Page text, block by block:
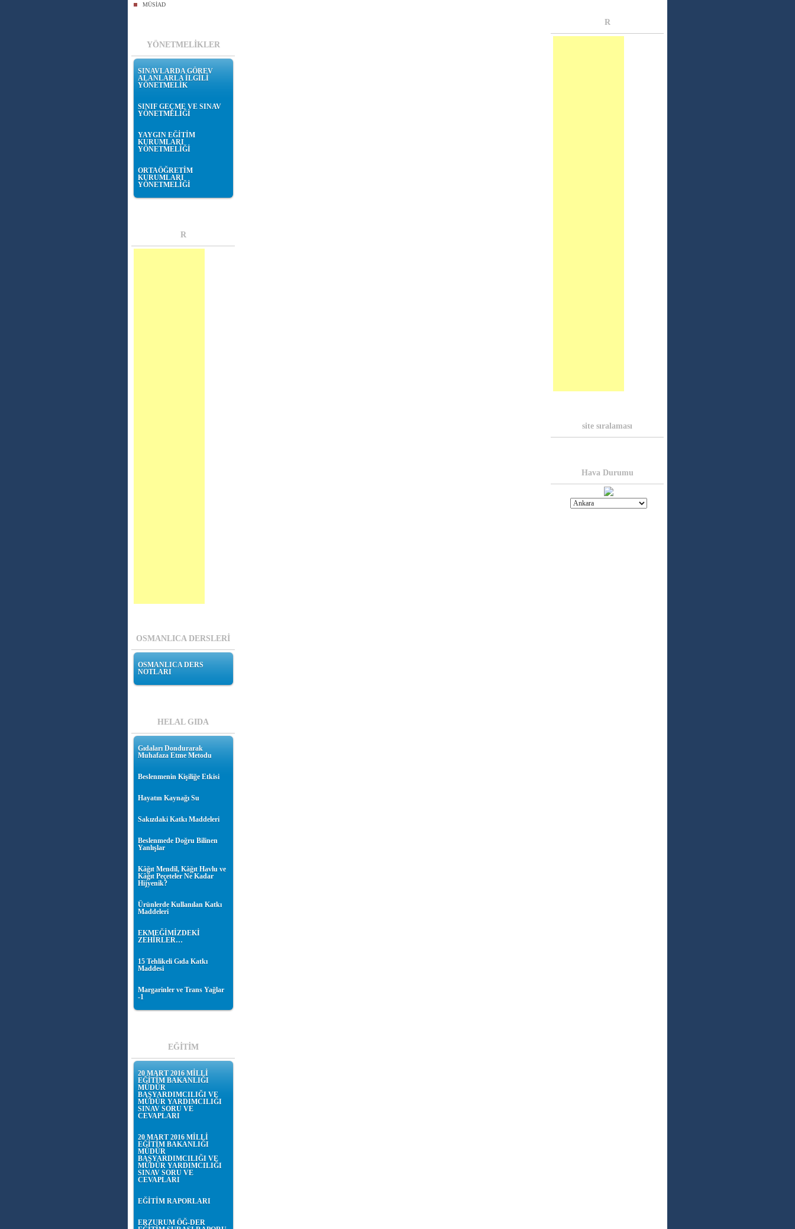
MÜSİAD
YÖNETMELİKLER
SINAVLARDA GÖREV
ALANLARLA İLGİLİ
YÖNETMELİK
SINIF GEÇME VE SINAV
YÖNETMELİĞİ
YAYGIN EĞİTİM
KURUMLARI
YÖNETMELİĞİ
ORTAÖĞRETİM
KURUMLARI
YÖNETMELİĞİ
R
OSMANLICA DERSLERİ
OSMANLICA DERS
NOTLARI
HELAL GIDA
Gıdaları Dondurarak
Muhafaza Etme Metodu
Beslenmenin Kişiliğe Etkisi
Hayatın Kaynağı Su
Sakızdaki Katkı Maddeleri
Beslenmede Doğru Bilinen
Yanlışlar
Kâğıt Mendil, Kâğıt Havlu ve
Kâğıt Peçeteler Ne Kadar
Hijyenik?
Ürünlerde Kullanılan Katkı
Maddeleri
EKMEĞİMİZDEKİ
ZEHİRLER…
15 Tehlikeli Gıda Katkı
Maddesi
Margarinler ve Trans Yağlar
-1
EĞİTİM
20 MART 2016 MİLLİ
EĞİTİM BAKANLIĞI
MÜDÜR
BAŞYARDIMCILIĞI VE
MÜDÜR YARDIMCILIĞI
SINAV SORU VE
CEVAPLARI
20 MART 2016 MİLLİ
EĞİTİM BAKANLIĞI
MÜDÜR
BAŞYARDIMCILIĞI VE
MÜDÜR YARDIMCILIĞI
SINAV SORU VE
CEVAPLARI
EĞİTİM RAPORLARI
ERZURUM ÖĞ-DER
R
site sıralaması
Hava Durumu